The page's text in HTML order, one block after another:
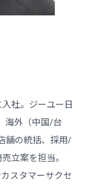
社。ジーユー日
海外（中国/台
舗の統括、採用/
立案を担当。
スタマーサクセ